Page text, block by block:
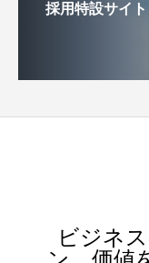
採用特設サイト
ビジネ